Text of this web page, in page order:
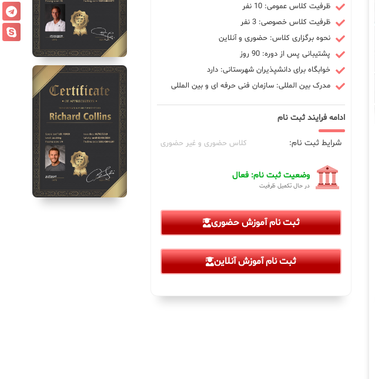
ظرفیت کلاس عمومی: 10 نفر
ظرفیت کلاس خصوصی: 3 نفر
نحوه برگزاری کلاس: حضوری و آنلاین
پشتیبانی پس از دوره: 90 روز
خوابگاه برای دانشپذیران شهرستانی: دارد
مدرک بین المللی: سازمان فنی حرفه ای و بین المللی
ادامه فرایند ثبت نام
شرایط ثبت نام: کلاس حضوری و غیر حضوری
وضعیت ثبت نام: فعال
در حال تکمیل ظرفیت
ثبت نام آموزش حضوری
ثبت نام آموزش آنلاین